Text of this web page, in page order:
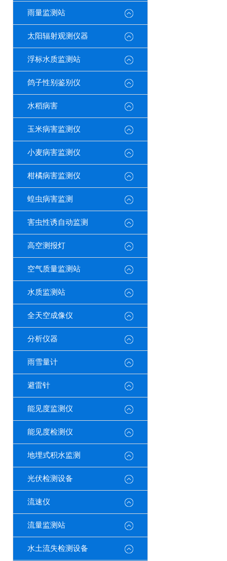
雨量监测站
太阳辐射观测仪器
浮标水质监测站
鸽子性别鉴别仪
水稻病害
玉米病害监测仪
小麦病害监测仪
柑橘病害监测仪
蝗虫病害监测
害虫性诱自动监测
高空测报灯
空气质量监测站
水质监测站
全天空成像仪
分析仪器
雨雪量计
避雷针
能见度监测仪
能见度检测仪
地埋式积水监测
光伏检测设备
流速仪
流量监测站
水土流失检测设备